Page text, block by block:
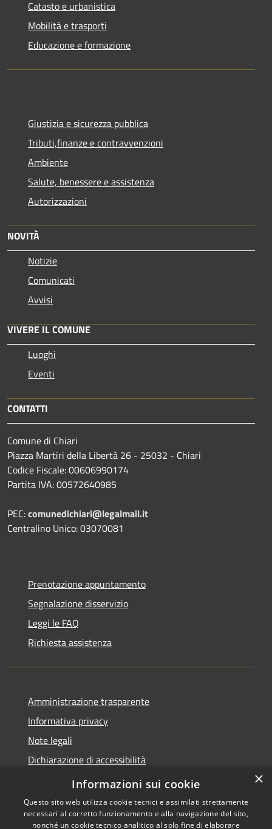
Catasto e urbanistica
Mobilità e trasporti
Educazione e formazione
Giustizia e sicurezza pubblica
Tributi,finanze e contravvenzioni
Ambiente
Salute, benessere e assistenza
Autorizzazioni
NOVITÀ
Notizie
Comunicati
Avvisi
VIVERE IL COMUNE
Luoghi
Eventi
CONTATTI
Comune di Chiari
Piazza Martiri della Libertà 26 - 25032 - Chiari
Codice Fiscale: 00606990174
Partita IVA: 00572640985
PEC:comunedichiari@legalmail.it
Centralino Unico: 03070081
Prenotazione appuntamento
Segnalazione disservizio
Leggi le FAQ
Richiesta assistenza
Amministrazione trasparente
Informativa privacy
Note legali
Dichiarazione di accessibilità
Obiettivi accessibilità
×
Informazioni sui cookie
Questo sito web utilizza cookie tecnici e assimilati strettamente
necessari al corretto funzionamento e alla navigazione del sito,
nonché un cookie tecnico analitico al solo fine di elaborare